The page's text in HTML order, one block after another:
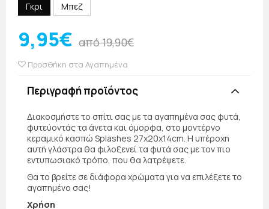
Γκρι Μπεζ
9,95€ από 19,90€
Προσθήκη στα Αγαπημένα
Περιγραφή προϊόντος
Διακοσμήστε το σπίτι σας με τα αγαπημένα σας φυτά,
φυτεύοντάς τα άνετα και όμορφα, στο μοντέρνο
κεραμικό κασπώ Splashes 27x20x14cm. Η υπέροχη
αυτή γλάστρα θα φιλοξενεί τα φυτά σας με τον πιο
εντυπωσιακό τρόπο, που θα λατρέψετε.
Θα το βρείτε σε διάφορα χρώματα για να επιλέξετε το
αγαπημένο σας!
Χρήση